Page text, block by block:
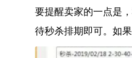
要提醒卖家的一点是，
待秒杀排期即可。如